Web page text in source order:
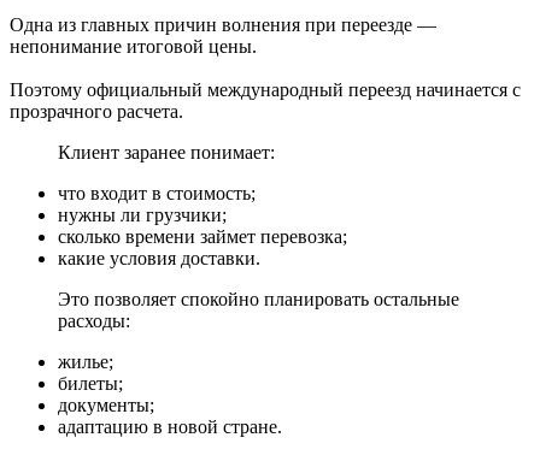
Одна из главных причин волнения при переезде —
непонимание итоговой цены.
Поэтому официальный международный переезд начинается с
прозрачного расчета.
Клиент заранее понимает:
что входит в стоимость;
нужны ли грузчики;
сколько времени займет перевозка;
какие условия доставки.
Это позволяет спокойно планировать остальные
расходы:
жилье;
билеты;
документы;
адаптацию в новой стране.